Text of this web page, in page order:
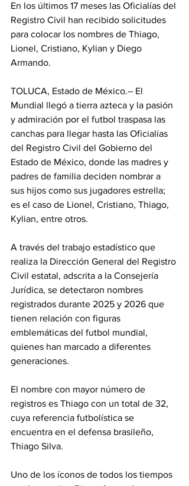
En los últimos 17 meses las Oficialías del
Registro Civil han recibido solicitudes
para colocar los nombres de Thiago,
Lionel, Cristiano, Kylian y Diego
Armando.
TOLUCA, Estado de México.– El
Mundial llegó a tierra azteca y la pasión
y admiración por el futbol traspasa las
canchas para llegar hasta las Oficialías
del Registro Civil del Gobierno del
Estado de México, donde las madres y
padres de familia deciden nombrar a
sus hijos como sus jugadores estrella;
es el caso de Lionel, Cristiano, Thiago,
Kylian, entre otros.
A través del trabajo estadístico que
realiza la Dirección General del Registro
Civil estatal, adscrita a la Consejería
Jurídica, se detectaron nombres
registrados durante 2025 y 2026 que
tienen relación con figuras
emblemáticas del futbol mundial,
quienes han marcado a diferentes
generaciones.
El nombre con mayor número de
registros es Thiago con un total de 32,
cuya referencia futbolística se
encuentra en el defensa brasileño,
Thiago Silva.
Uno de los íconos de todos los tiempos